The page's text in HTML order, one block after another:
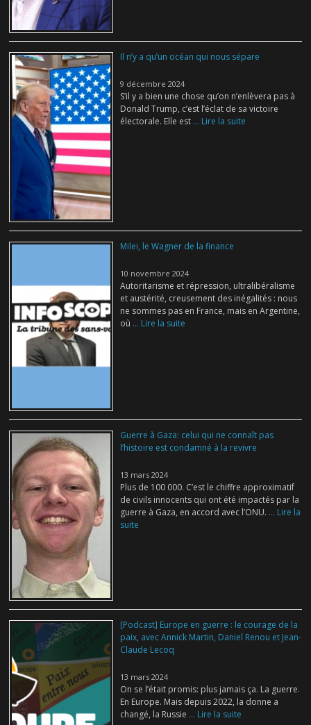
Il n’y a qu’un océan qui nous sépare
9 décembre 2024
S’il y a bien une chose qu’on n’enlèvera pas à
Donald Trump, c’est l’éclat de sa victoire
électorale. Elle est ... Lire la suite
Milei, le Wagner de la finance
10 novembre 2024
Autoritarisme et répression, ultralibéralisme
et austérité, creusement des inégalités : nous
ne sommes pas en France, mais en Argentine,
où ... Lire la suite
Guerre à Gaza: celui qui ne connaît pas
l’histoire est condamné à la revivre
13 mars 2024
Plus de 100 000. C’est le chiffre approximatif
de civils innocents qui ont été impactés par la
guerre à Gaza, en accord avec l’ONU. ... Lire la
suite
[Podcast] Europe en guerre : le courage de la
paix, avec Annick Martin, Daniel Renou et Jean-
Claude Lecoq
13 mars 2024
On se l’était promis: plus jamais ça. La guerre.
En Europe. Mais depuis 2022, la donne a
changé, la Russie ... Lire la suite